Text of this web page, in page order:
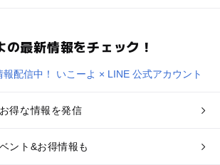
最新情報をチェック！
得な情報を発信
ント&お得情報も